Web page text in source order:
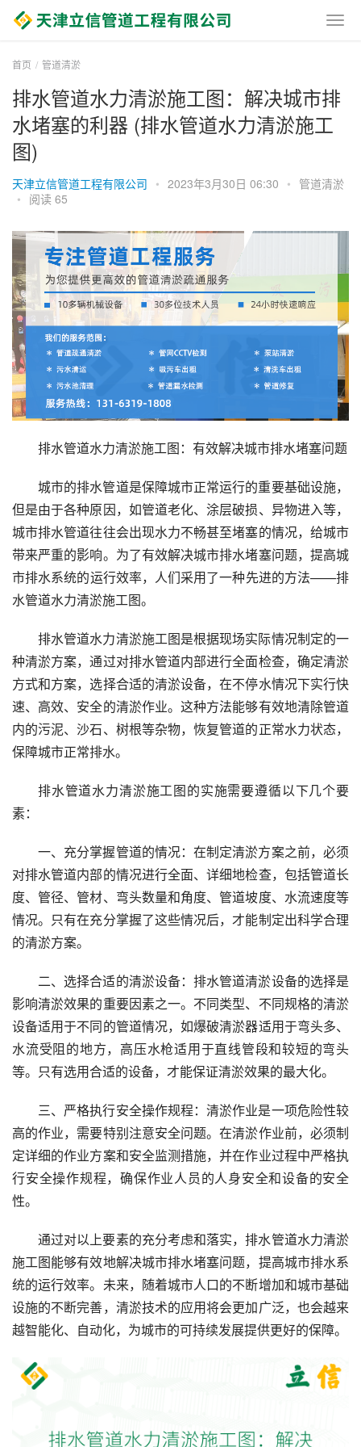
首页 管道清淤
排水管道水力清淤施工图：解决城市排
水堵塞的利器 (排水管道水力清淤施工
图)
天津立信管道工程有限公司 • 2023年3月30日 06:30 • 管道清淤
• 阅读 65
排水管道水力清淤施工图：有效解决城市排水堵塞问题
城市的排水管道是保障城市正常运行的重要基础设施，
但是由于各种原因，如管道老化、涂层破损、异物进入等，
城市排水管道往往会出现水力不畅甚至堵塞的情况，给城市
带来严重的影响。为了有效解决城市排水堵塞问题，提高城
市排水系统的运行效率，人们采用了一种先进的方法——排
水管道水力清淤施工图。
排水管道水力清淤施工图是根据现场实际情况制定的一
种清淤方案，通过对排水管道内部进行全面检查，确定清淤
方式和方案，选择合适的清淤设备，在不停水情况下实行快
速、高效、安全的清淤作业。这种方法能够有效地清除管道
内的污泥、沙石、树根等杂物，恢复管道的正常水力状态，
保障城市正常排水。
排水管道水力清淤施工图的实施需要遵循以下几个要
素：
一、充分掌握管道的情况：在制定清淤方案之前，必须
对排水管道内部的情况进行全面、详细地检查，包括管道长
度、管径、管材、弯头数量和角度、管道坡度、水流速度等
情况。只有在充分掌握了这些情况后，才能制定出科学合理
的清淤方案。
二、选择合适的清淤设备：排水管道清淤设备的选择是
影响清淤效果的重要因素之一。不同类型、不同规格的清淤
设备适用于不同的管道情况，如爆破清淤器适用于弯头多、
水流受阻的地方，高压水枪适用于直线管段和较短的弯头
等。只有选用合适的设备，才能保证清淤效果的最大化。
三、严格执行安全操作规程：清淤作业是一项危险性较
高的作业，需要特别注意安全问题。在清淤作业前，必须制
定详细的作业方案和安全监测措施，并在作业过程中严格执
行安全操作规程，确保作业人员的人身安全和设备的安全
性。
通过对以上要素的充分考虑和落实，排水管道水力清淤
施工图能够有效地解决城市排水堵塞问题，提高城市排水系
统的运行效率。未来，随着城市人口的不断增加和城市基础
设施的不断完善，清淤技术的应用将会更加广泛，也会越来
越智能化、自动化，为城市的可持续发展提供更好的保障。